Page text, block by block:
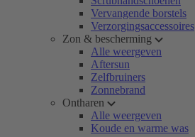
Vervangende borstels
Verzorgingsaccessoires
Zon & bescherming
Alle weergeven
Aftersun
Zelfbruiners
Zonnebrand
Ontharen
Alle weergeven
Koude en warme was